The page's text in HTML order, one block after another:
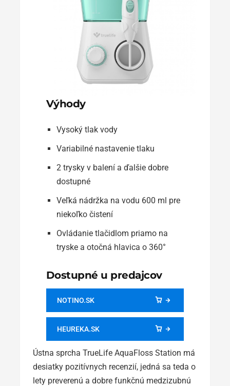
Výhody
Vysoký tlak vody
Variabilné nastavenie tlaku
2 trysky v balení a ďalšie dobre
dostupné
Veľká nádržka na vodu 600 ml pre
niekoľko čistení
Ovládanie tlačidlom priamo na
tryske a otočná hlavica o 360°
Dostupné u predajcov
NOTINO.SK
HEUREKA.SK
Ústna sprcha TrueLife AquaFloss Station má
desiatky pozitívnych recenzií, jedná sa teda o
lety preverenú a dobre funkčnú medzizubnú